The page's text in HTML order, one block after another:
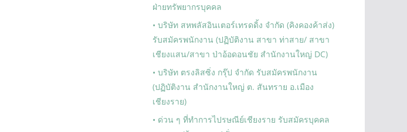
ฝ่ายทรัพยากรบุคคล
• บริษัท สหพลัสอินเตอร์เทรดดิ้ง จำกัด (คิงคองค้าส่ง)
รับสมัครพนักงาน (ปฏิบัติงาน สาขา ท่าสาย/ สาขา
เชียงแสน/สาขา ป่าอ้อดอนชัย สำนักงานใหญ่ DC)
• บริษัท ตรงลิสซิ่ง กรุ๊ป จำกัด รับสมัครพนักงาน
(ปฏิบัติงาน สำนักงานใหญ่ ต. สันทราย อ.เมือง
เชียงราย)
• ด่วน ๆ ที่ทำการไปรษณีย์เชียงราย รับสมัครบุคคล